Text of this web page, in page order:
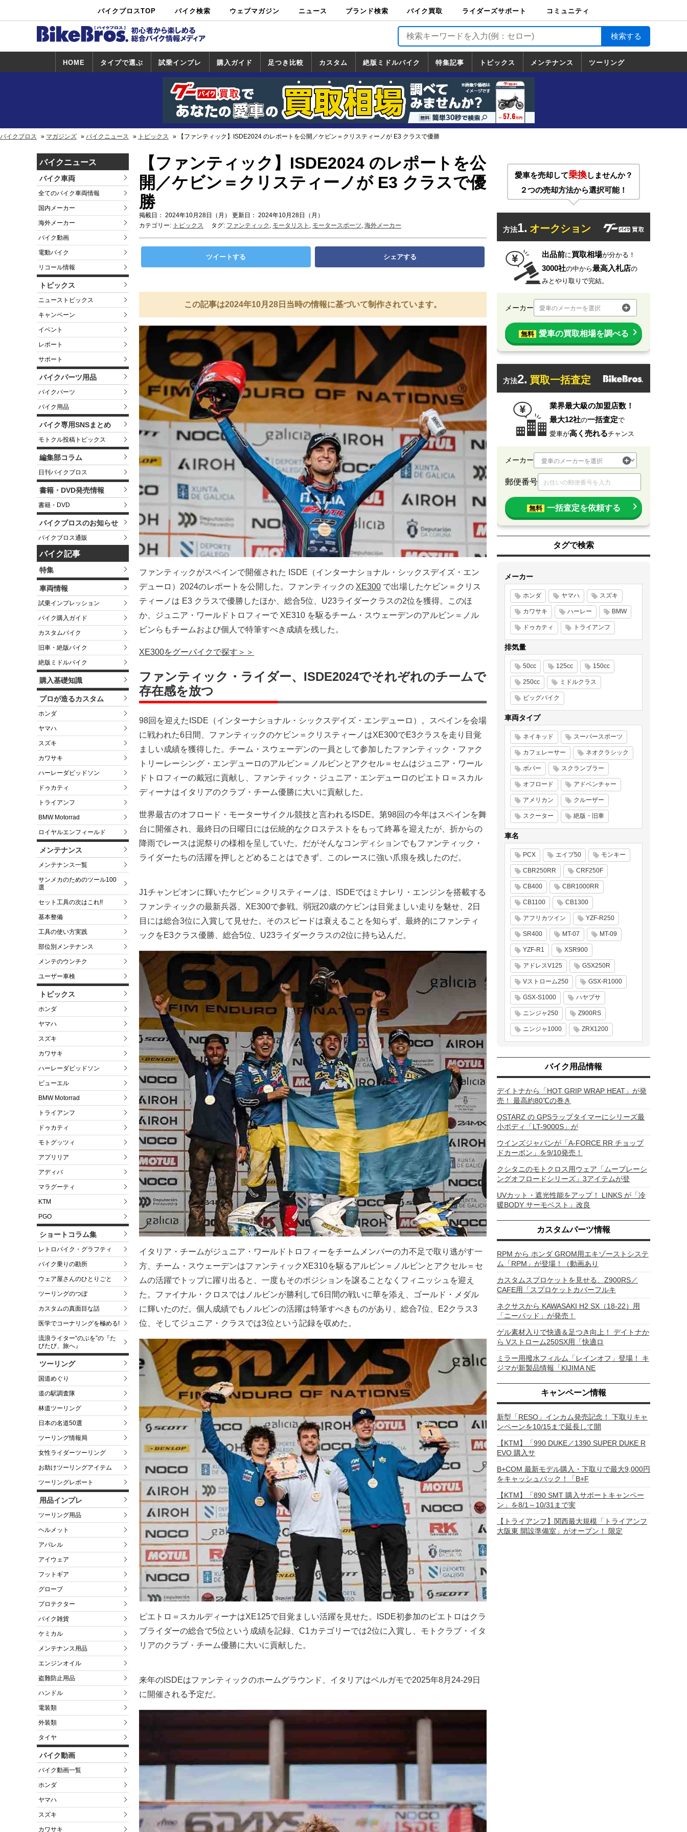
バイクブロスTOP バイク検索
中古バイ
ク・新車検
カタログ検
索
ショップ検
索
ウェブマガジン ニュース ブランド検索 バイク買取
バイク買取
ライダーズサポート
ライダーズサポート
TOP
バイク輸送
バイクガレージライ
フ
バイク車両保険
ロードサービス
バイク試乗
コミュニティ
HOME タイプで選ぶ 試乗インプレ
試乗インプレ
一覧
ホンダ
ヤマハ
スズキ
カワサキ
ハーレー
BMW
トライアンフ
ドゥカティ
購入ガイド
一覧
足つき比較 カスタム
カスタム
一覧
ホンダ
ヤマハ
スズキ
カワサキ
絶版ミドルバイク
絶版ミドルバイク
一覧
ホンダ
ヤマハ
スズキ
カワサキ
特集記事 トピックス
トピックス
一覧
ホンダ
ヤマハ
スズキ
カワサキ
ハーレーダ
ビッドソン
BMW
ドゥカティ
トライアン
フ
メンテナンス ツーリング
道の駅調査隊
ツーリング情報局
日本の道50選
国道めぐり
林道ツーリング
バイクブロス マガジンズ バイクニュース トピックス 【ファンティック】ISDE2024 のレポートを公開／ケビン＝クリスティーノが E3 クラスで優勝
バイクニュース
バイク車両
全てのバイク車両情報
国内メーカー
海外メーカー
バイク動画
電動バイク
リコール情報
トピックス
ニューストピックス
キャンペーン
イベント
レポート
サポート
バイクパーツ用品
バイクパーツ
バイク用品
バイク専用SNSまとめ
モトクル投稿トピックス
編集部コラム
日刊バイクブロス
書籍・DVD発売情報
書籍・DVD
バイクブロスのお知らせ
バイクブロス通販
バイク記事
特集
車両情報
試乗インプレッション
バイク購入ガイド
カスタムバイク
旧車・絶版バイク
絶版ミドルバイク
購入基礎知識
プロが造るカスタム
ホンダ
ヤマハ
スズキ
カワサキ
ハーレーダビッドソン
ドゥカティ
トライアンフ
BMW Motorrad
ロイヤルエンフィールド
メンテナンス
メンテナンス一覧
サンメカのためのツール100
選
セット工具の次はこれ!!
基本整備
工具の使い方実践
部位別メンテナンス
メンテのウンチク
ユーザー車検
トピックス
ホンダ
ヤマハ
スズキ
カワサキ
ハーレーダビッドソン
ビューエル
BMW Motorrad
トライアンフ
ドゥカティ
モトグッツィ
アプリリア
アディバ
マラグーティ
KTM
PGO
ショートコラム集
レトロバイク・グラフティ
バイク乗りの勘所
ウェア屋さんのひとりごと
ツーリングのつぼ
カスタムの真面目な話
医学でコーナリングを極める!
流浪ライター“のぶを”の『た
びたび、旅へ』
ツーリング
国道めぐり
道の駅調査隊
林道ツーリング
日本の名道50選
ツーリング情報局
女性ライダーツーリング
お助けツーリングアイテム
ツーリングレポート
用品インプレ
ツーリング用品
ヘルメット
アパレル
アイウェア
フットギア
グローブ
プロテクター
バイク雑貨
ケミカル
メンテナンス用品
エンジンオイル
盗難防止用品
ハンドル
電装類
外装類
タイヤ
バイク動画
バイク動画一覧
ホンダ
ヤマハ
スズキ
カワサキ
【ファンティック】ISDE2024 のレポートを公
開／ケビン＝クリスティーノが E3 クラスで優
勝
掲載日： 2024年10月28日（月） 更新日： 2024年10月28日（月）
カテゴリー: トピックス タグ: ファンティック , モータリスト , モータースポーツ, 海外メーカー
ツイートする シェアする
この記事は2024年10月28日当時の情報に基づいて制作されています。
ファンティックがスペインで開催された ISDE（インターナショナル・シックスデイズ・エン
デューロ）2024のレポートを公開した。ファンティックの XE300 で出場したケビン＝クリス
ティーノは E3 クラスで優勝したほか、総合5位、U23ライダークラスの2位を獲得。このほ
か、ジュニア・ワールドトロフィーで XE310 を駆るチーム・スウェーデンのアルビン＝ノル
ビンらもチームおよび個人で特筆すべき成績を残した。
XE300をグーバイクで探す＞＞
ファンティック・ライダー、ISDE2024でそれぞれのチームで
存在感を放つ
98回を迎えたISDE（インターナショナル・シックスデイズ・エンデューロ）。スペインを会場
に戦われた6日間、ファンティックのケビン＝クリスティーノはXE300でE3クラスを走り目覚
ましい成績を獲得した。チーム・スウェーデンの一員として参加したファンティック・ファク
トリーレーシング・エンデューロのアルビン＝ノルビンとアクセル＝セムはジュニア・ワール
ドトロフィーの戴冠に貢献し、ファンティック・ジュニア・エンデューロのピエトロ＝スカル
ディーナはイタリアのクラブ・チーム優勝に大いに貢献した。
世界最古のオフロード・モーターサイクル競技と言われるISDE。第98回の今年はスペインを舞
台に開催され、最終日の日曜日には伝統的なクロステストをもって終幕を迎えたが、折からの
降雨でレースは泥祭りの様相を呈していた。だがそんなコンディションでもファンティック・
ライダーたちの活躍を押しとどめることはできず、このレースに強い爪痕を残したのだ。
J1チャンピオンに輝いたケビン＝クリスティーノは、ISDEではミナレリ・エンジンを搭載する
ファンティックの最新兵器、XE300で参戦。弱冠20歳のケビンは目覚ましい走りを魅せ、2日
目には総合3位に入賞して見せた。そのスピードは衰えることを知らず、最終的にファンティ
ックをE3クラス優勝、総合5位、U23ライダークラスの2位に持ち込んだ。
イタリア・チームがジュニア・ワールドトロフィーをチームメンバーの力不足で取り逃がす一
方、チーム・スウェーデンはファンティックXE310を駆るアルビン＝ノルビンとアクセル＝セ
ムの活躍でトップに躍り出ると、一度もそのポジションを譲ることなくフィニッシュを迎え
た。ファイナル・クロスではノルビンが勝利して6日間の戦いに華を添え、ゴールド・メダル
に輝いたのだ。個人成績でもノルビンの活躍は特筆すべきものがあり、総合7位、E2クラス3
位、そしてジュニア・クラスでは3位という記録を収めた。
ピエトロ＝スカルディーナはXE125で目覚ましい活躍を見せた。ISDE初参加のピエトロはクラ
ブライダーの総合で5位という成績を記録、C1カテゴリーでは2位に入賞し、モトクラブ・イタ
リアのクラブ・チーム優勝に大いに貢献した。
来年のISDEはファンティックのホームグラウンド、イタリアはベルガモで2025年8月24-29日
に開催される予定だ。
愛車を売却して乗換しませんか？
２つの売却方法から選択可能！
方法1. オークション
出品前に買取相場が分かる！
3000社の中から最高入札店の
みとやり取りで完結。
メーカー 愛車のメーカーを選択
無料 愛車の買取相場を調べる
方法2. 買取一括査定
業界最大級の加盟店数！
最大12社の一括査定で
愛車が高く売れるチャンス
メーカー
郵便番号
無料 一括査定を依頼する
タグで検索
メーカー
ホンダ ヤマハ スズキ
カワサキ ハーレー BMW
ドゥカティ トライアンフ
排気量
50cc 125cc 150cc
250cc ミドルクラス
ビッグバイク
車両タイプ
ネイキッド スーパースポーツ
カフェレーサー ネオクラシック
ボバー スクランブラー
オフロード アドベンチャー
アメリカン クルーザー
スクーター 絶版・旧車
車名
PCX エイプ50 モンキー
CBR250RR CRF250F
CB400 CBR1000RR
CB1100 CB1300
アフリカツイン YZF-R250
SR400 MT-07 MT-09
YZF-R1 XSR900
アドレスV125 GSX250R
Vストローム250 GSX-R1000
GSX-S1000 ハヤブサ
ニンジャ250 Z900RS
ニンジャ1000 ZRX1200
バイク用品情報
デイトナから「HOT GRIP WRAP HEAT」が発
売！ 最高約80℃の巻き
QSTARZ の GPSラップタイマーにシリーズ最
小ボディ「LT-9000S」が
ウインズジャパンが「A-FORCE RR チョップ
ドカーボン」を9/10発売！
クシタニのモトクロス用ウェア「ムーブレーシ
ングオフロードシリーズ」3アイテムが登
UVカット・遮光性能をアップ！ LINKS が「冷
暖BODY サーモベスト」改良
カスタムパーツ情報
RPM から ホンダ GROM用エキゾーストシステ
ム「RPM」が登場！（動画あり
カスタムスプロケットを見せる、Z900RS／
CAFE用「スプロケットカバーフルキ
ネクサスから KAWASAKI H2 SX（18-22）用
「ニーパッド」が発売！
ゲル素材入りで快適＆足つき向上！ デイトナか
ら Vストローム250SX用「快適ロ
ミラー用撥水フィルム「レインオフ」登場！ キ
ジマが新製品情報「KIJIMA NE
キャンペーン情報
新型「RESO」インカム発売記念！ 下取りキャ
ンペーンを10/15まで延長して開
【KTM】「990 DUKE／1390 SUPER DUKE R
EVO 購入サ
B+COM 最新モデル購入・下取りで最大9,000円
をキャッシュバック！「B+F
【KTM】「890 SMT 購入サポートキャンペー
ン」を8/1～10/31まで実
【トライアンフ】関西最大規模「トライアンフ
大阪東 開設準備室」がオープン！ 限定